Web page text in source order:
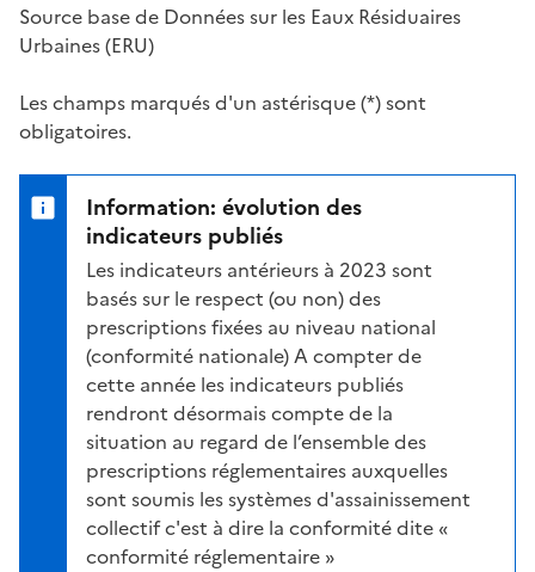
Source base de Données sur les Eaux Résiduaires
Urbaines (ERU)
Les champs marqués d'un astérisque (*) sont
obligatoires.
Information: évolution des
indicateurs publiés
Les indicateurs antérieurs à 2023 sont
basés sur le respect (ou non) des
prescriptions fixées au niveau national
(conformité nationale) A compter de
cette année les indicateurs publiés
rendront désormais compte de la
situation au regard de l’ensemble des
prescriptions réglementaires auxquelles
sont soumis les systèmes d'assainissement
collectif c'est à dire la conformité dite «
conformité réglementaire »